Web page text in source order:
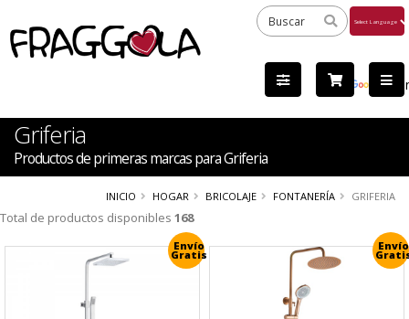
by
Griferia
Productos de primeras marcas para Griferia
INICIO HOGAR BRICOLAJE FONTANERÍA GRIFERIA
Total de productos disponibles 168
Envío
Gratis
Envío